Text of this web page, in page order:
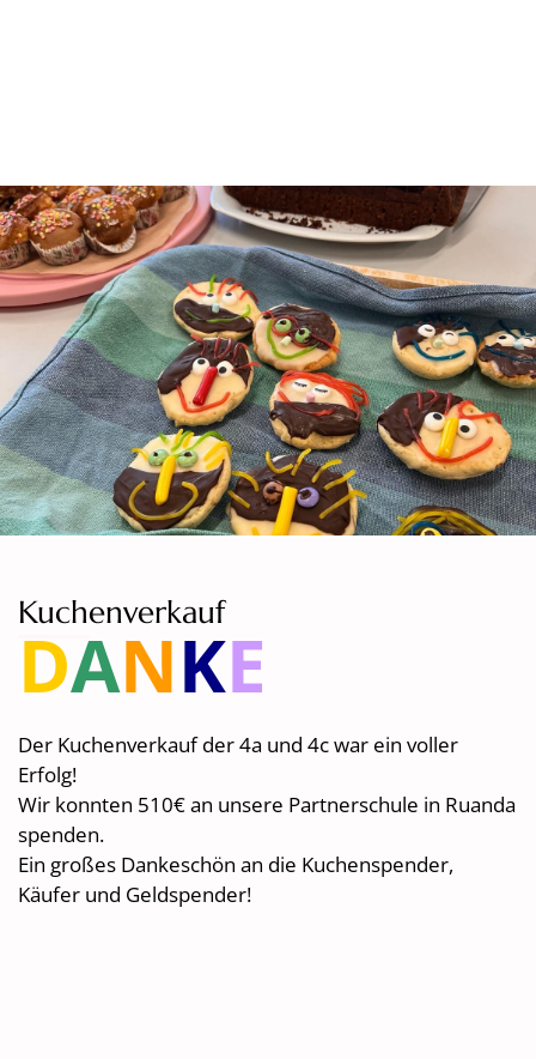
Kuchenverkauf
DANKE
Der Kuchenverkauf der 4a und 4c war ein voller
Erfolg!
Wir konnten 510€ an unsere Partnerschule in Ruanda
spenden.
Ein großes Dankeschön an die Kuchenspender,
Käufer und Geldspender!